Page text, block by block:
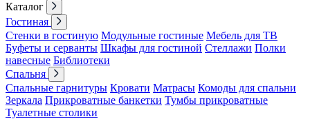
Каталог
Гостиная
Стенки в гостиную Модульные гостиные Мебель для ТВ
Буфеты и серванты Шкафы для гостиной Стеллажи Полки
навесные Библиотеки
Спальня
Спальные гарнитуры Кровати Матрасы Комоды для спальни
Зеркала Прикроватные банкетки Тумбы прикроватные
Туалетные столики